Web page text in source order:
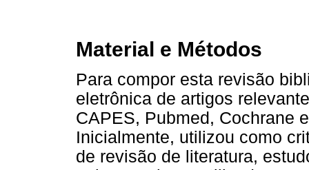
Material e Métodos
Para compor esta revisão
eletrônica de artigos
CAPES, Pubmed, Cochrane
Inicialmente, utilizou como
de revisão de literatura,